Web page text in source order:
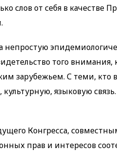
слов от себя в
непростую
того
зарубежьем. С теми, кто
языковую
Конгресса,
прав и интересов